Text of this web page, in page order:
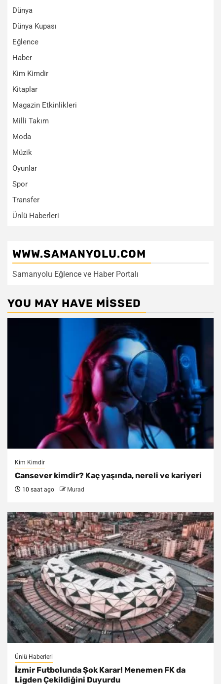
Dünya
Dünya Kupası
Eğlence
Haber
Kim Kimdir
Kitaplar
Magazin Etkinlikleri
Milli Takım
Moda
Müzik
Oyunlar
Spor
Transfer
Ünlü Haberleri
WWW.SAMANYOLU.COM
Samanyolu Eğlence ve Haber Portalı
YOU MAY HAVE MISSED
Kim Kimdir
Cansever kimdir? Kaç yaşında, nereli ve kariyeri
10 saat ago Murad
Ünlü Haberleri
İzmir Futbolunda Şok Karar! Menemen FK da
Ligden Çekildiğini Duyurdu